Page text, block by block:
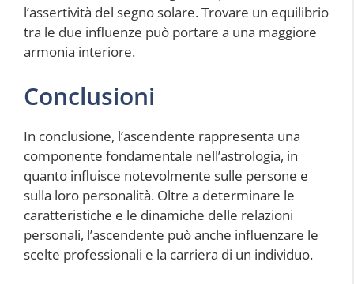
l’assertività del segno solare. Trovare un equilibrio
tra le due influenze può portare a una maggiore
armonia interiore.
Conclusioni
In conclusione, l’ascendente rappresenta una
componente fondamentale nell’astrologia, in
quanto influisce notevolmente sulle persone e
sulla loro personalità. Oltre a determinare le
caratteristiche e le dinamiche delle relazioni
personali, l’ascendente può anche influenzare le
scelte professionali e la carriera di un individuo.